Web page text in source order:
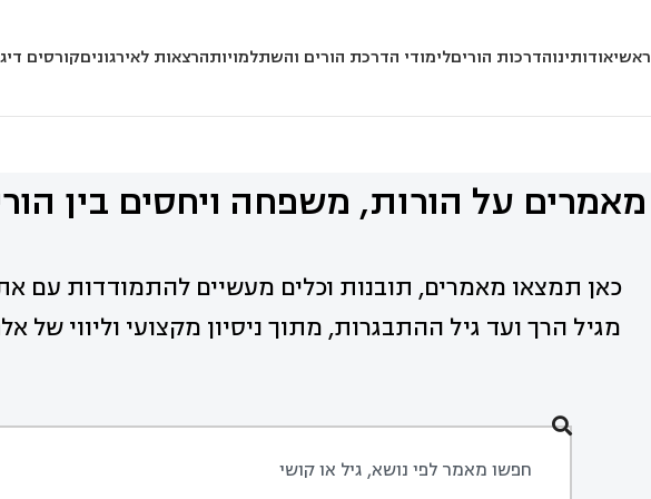
ראשיאודותינוהדרכות הוריםלימודי הדרכת הורים והשתלמויותהרצאות לאירגוניםקורסים
מאמרים על הורות, משפחה ויחסים בין
כאן תמצאו מאמרים, תובנות וכלים מעשיים להתמודדות עם
מגיל הרך ועד גיל ההתבגרות, מתוך ניסיון מקצועי וליווי של